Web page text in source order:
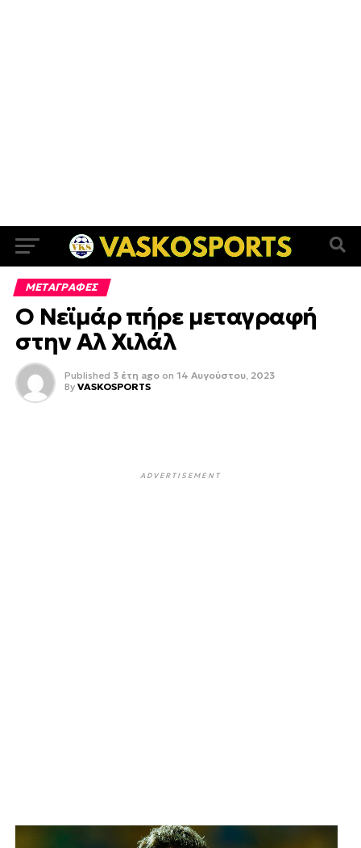
ΜΕΤΑΓΡΑΦΕΣ
O Νεϊμάρ πήρε μεταγραφή
στην Αλ Χιλάλ
Published 3 έτη ago on 14 Αυγούστου, 2023
By VASKOSPORTS
ADVERTISEMENT